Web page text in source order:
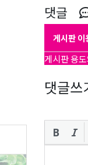
댓글
게시판 이
게시판 용
댓글쓰
오